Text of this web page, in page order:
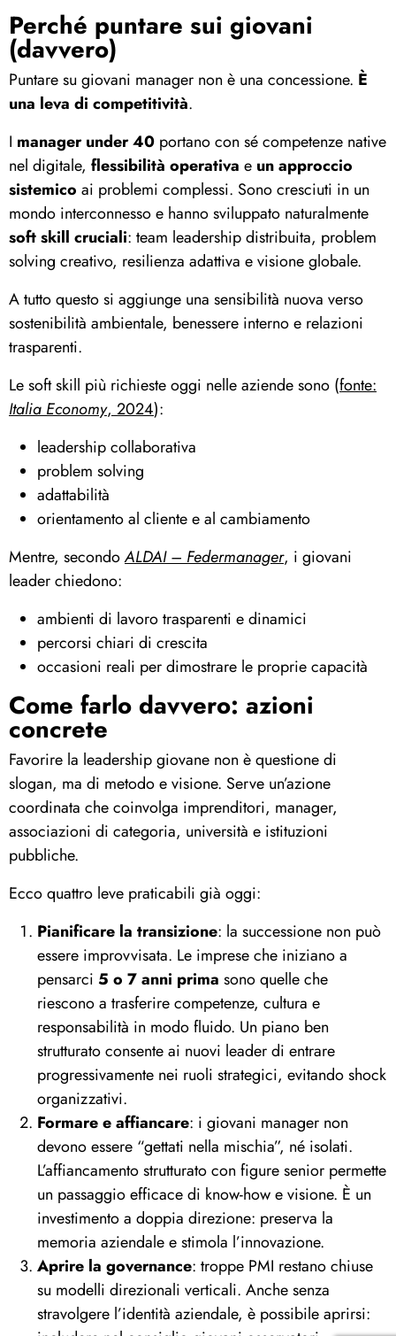
Perché puntare sui giovani
(davvero)
Puntare su giovani manager non è una concessione. È
una leva di competitività.
I manager under 40 portano con sé competenze native
nel digitale, flessibilità operativa e un approccio
sistemico ai problemi complessi. Sono cresciuti in un
mondo interconnesso e hanno sviluppato naturalmente
soft skill cruciali: team leadership distribuita, problem
solving creativo, resilienza adattiva e visione globale.
A tutto questo si aggiunge una sensibilità nuova verso
sostenibilità ambientale, benessere interno e relazioni
trasparenti.
Le soft skill più richieste oggi nelle aziende sono (fonte:
Italia Economy, 2024):
leadership collaborativa
problem solving
adattabilità
orientamento al cliente e al cambiamento
Mentre, secondoALDAI – Federmanager, i giovani
leader chiedono:
ambienti di lavoro trasparenti e dinamici
percorsi chiari di crescita
occasioni reali per dimostrare le proprie capacità
Come farlo davvero: azioni
concrete
Favorire la leadership giovane non è questione di
slogan, ma di metodo e visione. Serve un’azione
coordinata che coinvolga imprenditori, manager,
associazioni di categoria, università e istituzioni
pubbliche.
Ecco quattro leve praticabili già oggi:
Pianificare la transizione: la successione non può
essere improvvisata. Le imprese che iniziano a
pensarci 5 o 7 anni prima sono quelle che
riescono a trasferire competenze, cultura e
responsabilità in modo fluido. Un piano ben
strutturato consente ai nuovi leader di entrare
progressivamente nei ruoli strategici, evitando shock
organizzativi.
Formare e affiancare: i giovani manager non
devono essere “gettati nella mischia”, né isolati.
L’affiancamento strutturato con figure senior permette
un passaggio efficace di know-how e visione. È un
investimento a doppia direzione: preserva la
memoria aziendale e stimola l’innovazione.
Aprire la governance: troppe PMI restano chiuse
su modelli direzionali verticali. Anche senza
stravolgere l’identità aziendale, è possibile aprirsi: